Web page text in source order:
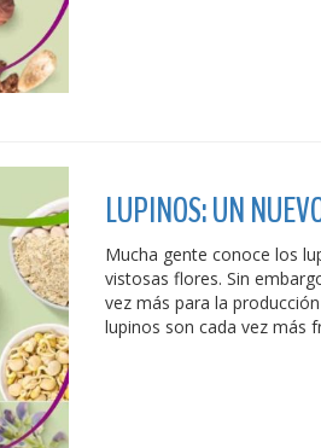
LUPINOS: UN
Mucha gente conoce los
vistosas flores. Sin
vez más para la
lupinos son cada vez más